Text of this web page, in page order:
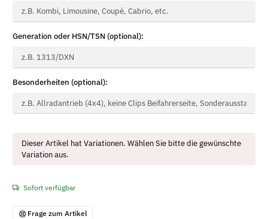
Karosserieform
Generation oder HSN/TSN (optional):
Generation oder HSN/TSN
Besonderheiten (optional):
Besonderheiten
x
Dieser Artikel hat Variationen. Wählen Sie bitte die gewünschte
Variation aus.
Sofort verfügbar
Frage zum Artikel